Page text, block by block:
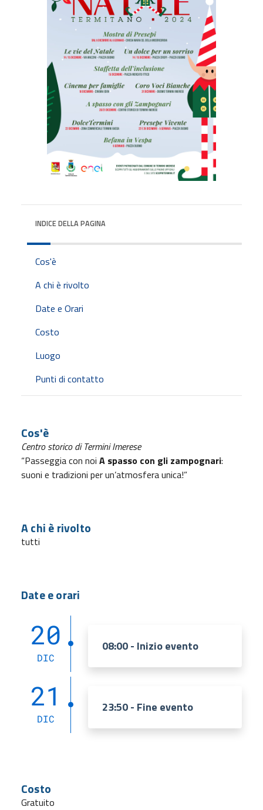
INDICE DELLA PAGINA
Cos'è
A chi è rivolto
Date e Orari
Costo
Luogo
Punti di contatto
Cos'è
Centro storico di Termini Imerese
“Passeggia con noi A spasso con gli zampognari:
suoni e tradizioni per un’atmosfera unica!”
A chi è rivolto
tutti
Date e orari
20
DIC
08:00 - Inizio evento
21
DIC
23:50 - Fine evento
Costo
Gratuito